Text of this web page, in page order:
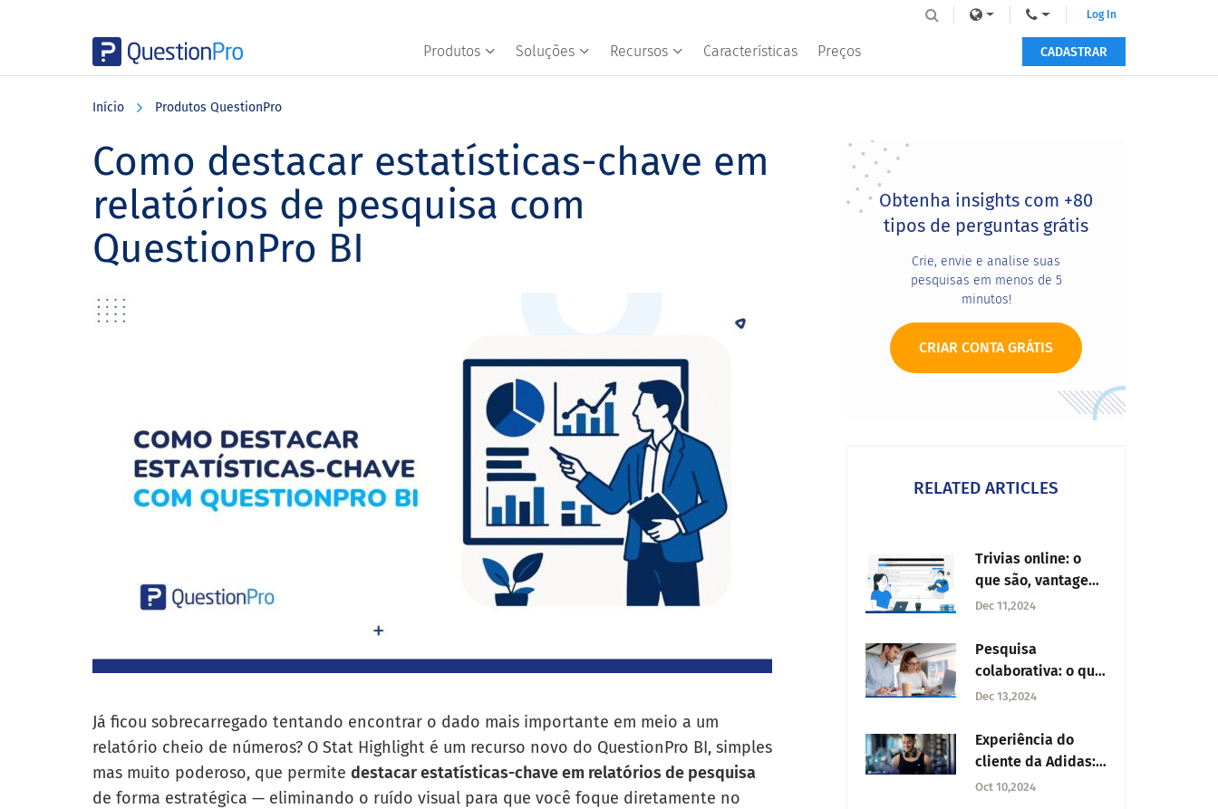
Produtos Soluções Recursos Características Preços
Log In
CADASTRAR
Início Produtos QuestionPro
Como destacar estatísticas-chave em
relatórios de pesquisa com
QuestionPro BI
Já ficou sobrecarregado tentando encontrar o dado mais importante em meio a um
relatório cheio de números? O Stat Highlight é um recurso novo do QuestionPro BI, simples
mas muito poderoso, que permite destacar estatísticas-chave em relatórios de pesquisa
de forma estratégica — eliminando o ruído visual para que você foque diretamente no
Primary
Sidebar
Obtenha insights com +80
tipos de perguntas grátis
Crie, envie e analise suas
pesquisas em menos de 5
minutos!
CRIAR CONTA GRÁTIS
RELATED ARTICLES
Trivias online: o
que são, vantagens
e ferramentas
Dec 11,2024
Pesquisa
colaborativa: o que
é, tipos e
Dec 13,2024
Experiência do
cliente da Adidas:
iniciativas notáveis
Oct 10,2024